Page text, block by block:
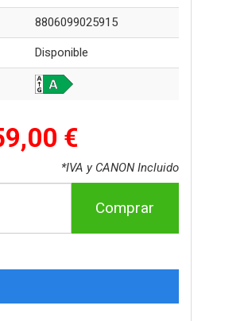
8806099025915
Disponible
€
*IVA y CANON Incluido
Comprar